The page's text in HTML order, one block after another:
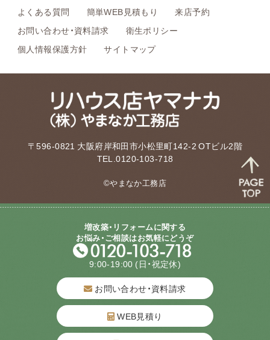
よくある質問
簡単WEB見積もり
来店予約
お問い合わせ・資料請求
衛生ポリシー
個人情報保護方針
サイトマップ
〒596-0821 大阪府岸和田市小松里町142-2 OTビル2階
TEL.0120-103-718
©やまなか工務店
増改築・リフォームに関する
お悩み・ご相談はお気軽にどうぞ
9:00-19:00 (日・祝定休)
お問い合わせ・資料請求
WEB見積り